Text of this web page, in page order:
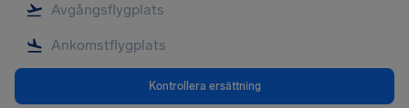
Kontrollera ersättning